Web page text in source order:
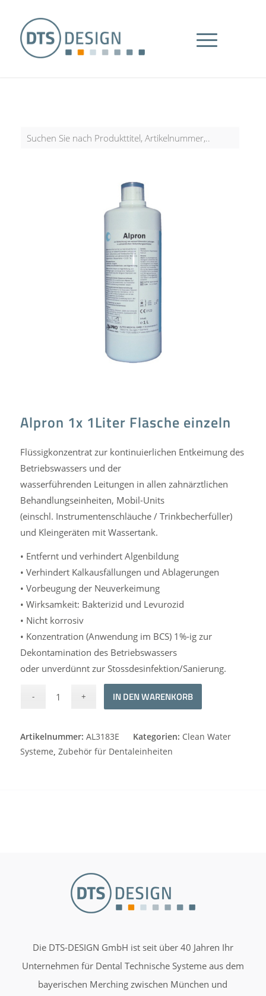
Alpron 1x 1Liter Flasche einzeln
Flüssigkonzentrat zur kontinuierlichen Entkeimung des
Betriebswassers und der
wasserführenden Leitungen in allen zahnärztlichen
Behandlungseinheiten, Mobil-Units
(einschl. Instrumentenschläuche / Trinkbecherfüller)
und Kleingeräten mit Wassertank.
• Entfernt und verhindert Algenbildung
• Verhindert Kalkausfällungen und Ablagerungen
• Vorbeugung der Neuverkeimung
• Wirksamkeit: Bakterizid und Levurozid
• Nicht korrosiv
• Konzentration (Anwendung im BCS) 1%-ig zur
Dekontamination des Betriebswassers
oder unverdünnt zur Stossdesinfektion/Sanierung.
IN DEN WARENKORB
Artikelnummer: AL3183E Kategorien: Clean Water
Systeme, Zubehör für Dentaleinheiten
Die DTS-DESIGN GmbH ist seit über 40 Jahren Ihr
Unternehmen für Dental Technische Systeme aus dem
bayerischen Merching zwischen München und